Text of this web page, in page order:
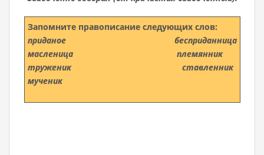
Запомнитеправописание следующих слов:
приданое бесприданница
масленица племянник
труженик ставленник
мученик